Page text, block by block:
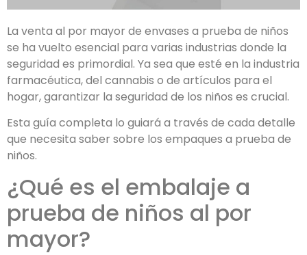
La venta al por mayor de envases a prueba de niños
se ha vuelto esencial para varias industrias donde la
seguridad es primordial. Ya sea que esté en la industria
farmacéutica, del cannabis o de artículos para el
hogar, garantizar la seguridad de los niños es crucial.
Esta guía completa lo guiará a través de cada detalle
que necesita saber sobre los empaques a prueba de
niños.
¿Qué es el embalaje a
prueba de niños al por
mayor?